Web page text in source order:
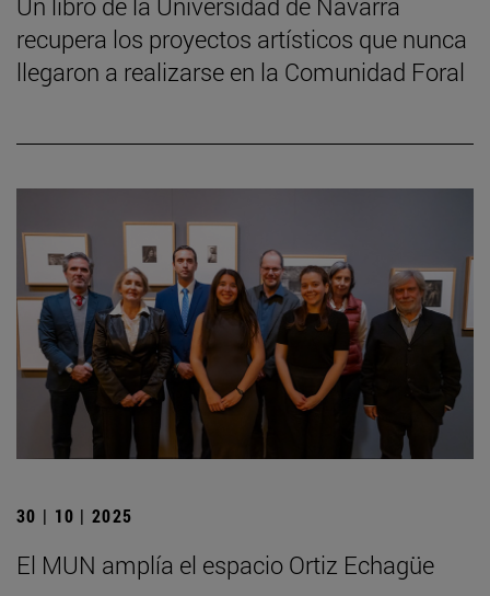
Un libro de la Universidad de Navarra
recupera los proyectos artísticos que nunca
llegaron a realizarse en la Comunidad Foral
30 | 10 | 2025
El MUN amplía el espacio Ortiz Echagüe